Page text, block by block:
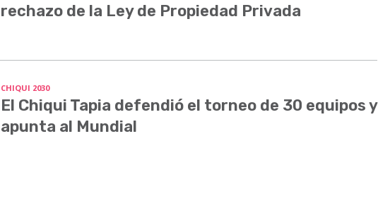
rechazo de la Ley de Propiedad Privada
CHIQUI 2030
El Chiqui Tapia defendió el torneo de 30 equipos y
apunta al Mundial